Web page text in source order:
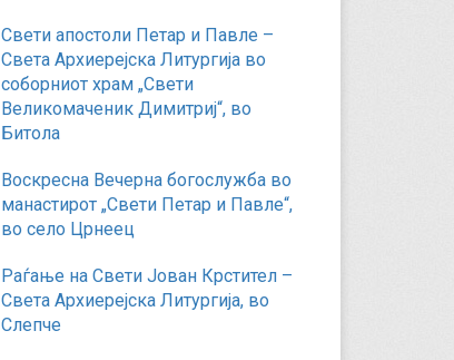
Свети апостоли Петар и Павле –
Света Архиерејска Литургија во
соборниот храм „Свети
Великомаченик Димитриј“, во
Битола
Воскресна Вечерна богослужба во
манастирот „Свети Петар и Павле“,
во село Црнеец
Раѓање на Свети Јован Крстител –
Света Архиерејска Литургија, во
Слепче